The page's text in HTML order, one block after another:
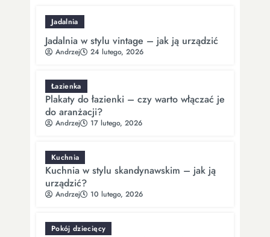
Jadalnia
Jadalnia w stylu vintage – jak ją urządzić
Andrzej 24 lutego, 2026
Łazienka
Plakaty do łazienki – czy warto włączać je
do aranżacji?
Andrzej 17 lutego, 2026
Kuchnia
Kuchnia w stylu skandynawskim – jak ją
urządzić?
Andrzej 10 lutego, 2026
Pokój dziecięcy